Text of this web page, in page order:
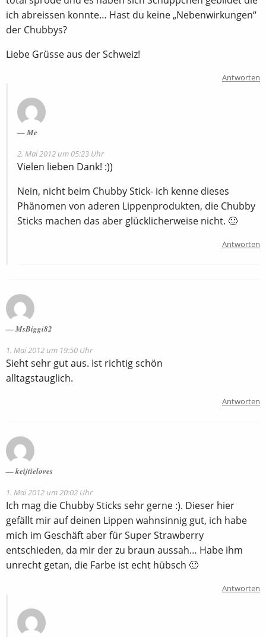
ich abreissen konnte… Hast du keine „Nebenwirkungen“
der Chubbys?
Liebe Grüsse aus der Schweiz!
Antworten
Me
2. Mai 2012 um 05:23 Uhr
Vielen lieben Dank! :))
Nein, nicht beim Chubby Stick- ich kenne dieses
Phänomen von aderen Lippenprodukten, die Chubby
Sticks machen das aber glücklicherweise nicht. 🙂
Antworten
MsBiggi82
1. Mai 2012 um 19:50 Uhr
Sieht sehr gut aus. Ist richtig schön
alltagstauglich.
Antworten
keijtieloves
1. Mai 2012 um 20:02 Uhr
Ich mag die Chubby Sticks sehr gerne :). Dieser hier
gefällt mir auf deinen Lippen wahnsinnig gut, ich habe
mich im Geschäft aber für Super Strawberry
entschieden, da mir der zu braun aussah… Habe ihm
unrecht getan, die Farbe ist echt hübsch 🙂
Antworten